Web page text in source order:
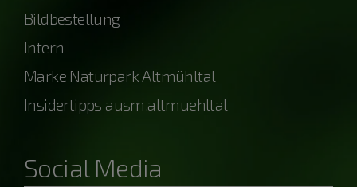
Bildbestellung
Intern
Marke Naturpark Altmühltal
Insidertipps ausm.altmuehltal
Social Media